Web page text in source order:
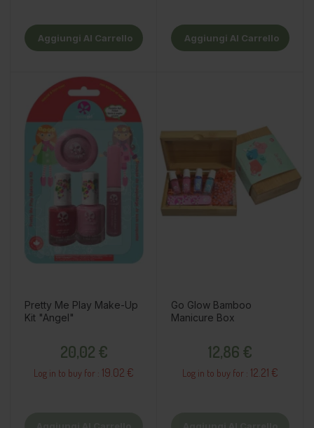
Aggiungi Al Carrello Aggiungi Al Carrello
Pretty Me Play Make-Up
Kit "Angel"
20,02 €
Log in to buy for : 19.02 €
Go Glow Bamboo
Manicure Box
12,86 €
Log in to buy for : 12.21 €